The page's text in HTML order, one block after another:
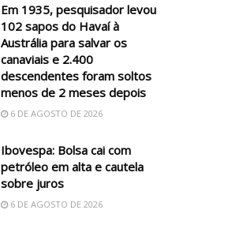
Em 1935, pesquisador levou
102 sapos do Havaí à
Austrália para salvar os
canaviais e 2.400
descendentes foram soltos
menos de 2 meses depois
6 DE AGOSTO DE 2026
Ibovespa: Bolsa cai com
petróleo em alta e cautela
sobre juros
6 DE AGOSTO DE 2026